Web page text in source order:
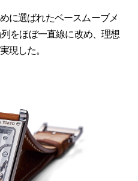
に選ばれたベースムーブメ
をほぼ一直線に改め、理想
現した。